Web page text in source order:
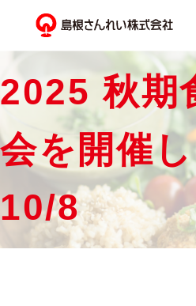
2025 秋期
会を開催
10/8